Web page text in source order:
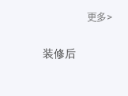
更多>
装修后